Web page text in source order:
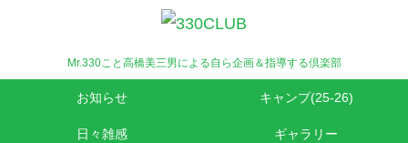
Mr.330こと高橋美三男による自ら企画＆指導する倶楽部
お知らせ キャンプ(25-26)
日々雑感 ギャラリー